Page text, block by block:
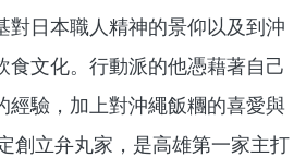
對日本職人精神的景仰以及到沖
食文化。行動派的他憑藉著自己
經驗，加上對沖繩飯糰的喜愛與
創立弁丸家，是高雄第一家主打